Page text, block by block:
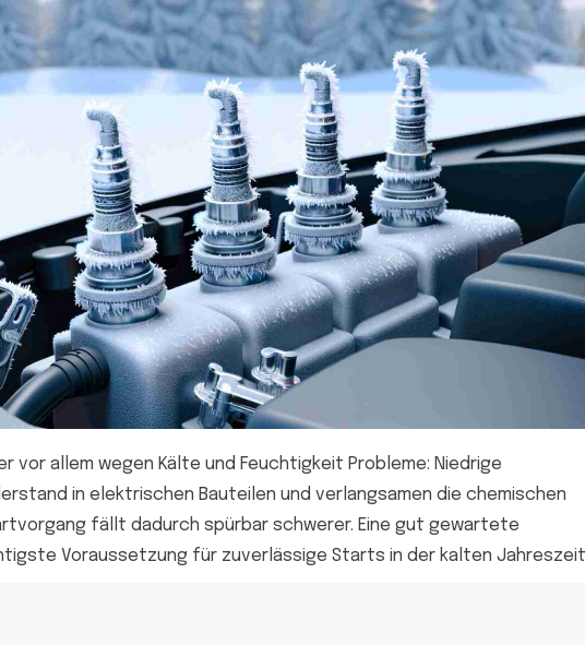
vor allem wegen Kälte und Feuchtigkeit Probleme: Niedrige
in elektrischen Bauteilen und verlangsamen die chemischen
fällt dadurch spürbar schwerer. Eine gut gewartete
Voraussetzung für zuverlässige Starts in der kalten